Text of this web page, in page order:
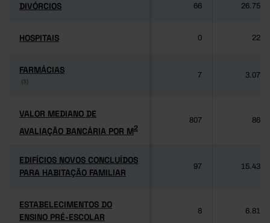
DIVÓRCIOS
DIVÓRCIOS 66 26.751
HOSPITAIS
HOSPITAIS 0 226
FARMÁCIAS
(3)
FARMÁCIAS
(3)
7 3.074
VALOR MEDIANO DE
AVALIAÇÃO BANCÁRIA POR M2
VALOR MEDIANO DE
AVALIAÇÃO BANCÁRIA POR M2
807 865
EDIFÍCIOS NOVOS CONCLUÍDOS
PARA HABITAÇÃO FAMILIAR
EDIFÍCIOS NOVOS CONCLUÍDOS
PARA HABITAÇÃO FAMILIAR
97 15.434
ESTABELECIMENTOS DO
ENSINO PRÉ-ESCOLAR
ESTABELECIMENTOS DO
ENSINO PRÉ-ESCOLAR
8 6.812